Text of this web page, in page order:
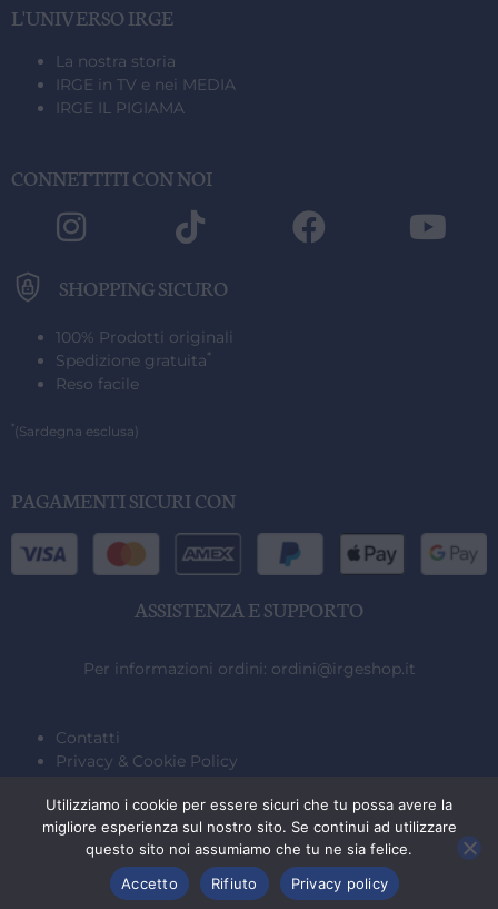
L'UNIVERSO IRGE
La nostra storia
IRGE in TV e nei MEDIA
IRGE IL PIGIAMA
CONNETTITI CON NOI
SHOPPING SICURO
100% Prodotti originali
Spedizione gratuita*
Reso facile
*(Sardegna esclusa)
PAGAMENTI SICURI CON
ASSISTENZA E SUPPORTO
Per informazioni ordini: ordini@irgeshop.it
Contatti
Privacy & Cookie Policy
Sicurezza e pagamenti
Gestione resi
EM.C.R. srl © Copyright 2026. Tutti i diritti riservati. P.IVA 06496671212.
Utilizziamo i cookie per essere sicuri che tu possa avere la
migliore esperienza sul nostro sito. Se continui ad utilizzare
questo sito noi assumiamo che tu ne sia felice.
Accetto
Rifiuto Privacy policy